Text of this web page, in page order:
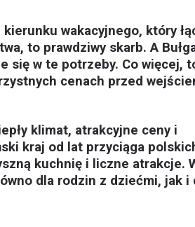
wakacyjnego, który
to prawdziwy skarb. A
się w te potrzeby. Co więcej,
cenach przed
klimat, atrakcyjne ceny i
kraj od lat przyciąga
kuchnię i liczne atrakcje.
dla rodzin z dziećmi, jak i